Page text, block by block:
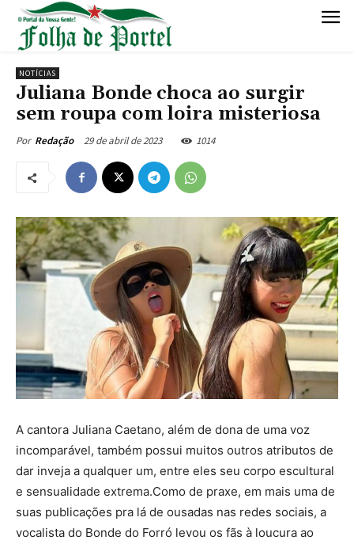
NOTÍCIAS
Juliana Bonde choca ao surgir
sem roupa com loira misteriosa
Por Redação 29 de abril de 2023 1014
A cantora Juliana Caetano, além de dona de uma voz
incomparável, também possui muitos outros atributos de
dar inveja a qualquer um, entre eles seu corpo escultural
e sensualidade extrema.Como de praxe, em mais uma de
suas publicações pra lá de ousadas nas redes sociais, a
vocalista do Bonde do Forró levou os fãs à loucura ao